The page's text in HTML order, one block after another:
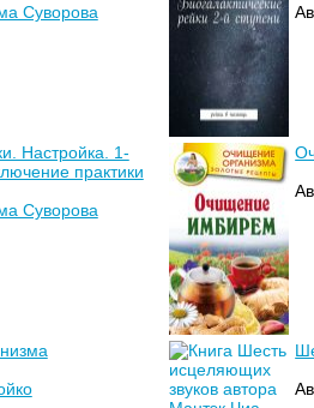
Суворова
Настройка. 1-
практики
Суворова